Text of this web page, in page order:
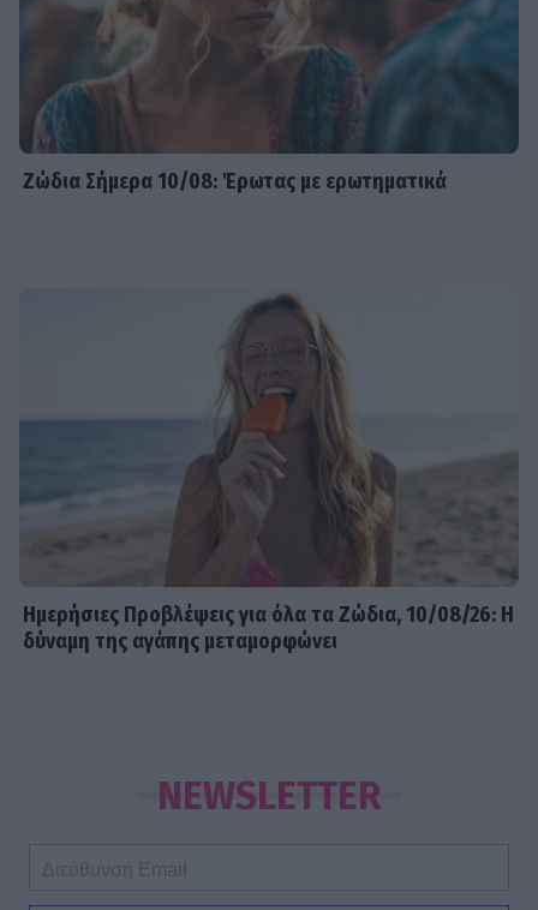
Ζώδια Σήμερα 10/08: Έρωτας με ερωτηματικά
Ημερήσιες Προβλέψεις για όλα τα Ζώδια, 10/08/26: Η
δύναμη της αγάπης μεταμορφώνει
NEWSLETTER